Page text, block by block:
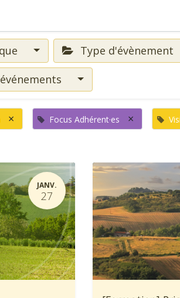
Type d'évènement
× Focus Adhérent·es ×
JANV.
27